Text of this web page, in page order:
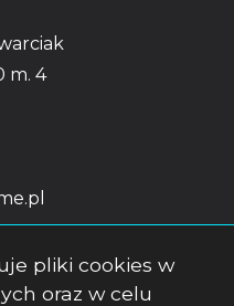
m. 4
pliki cookies w
oraz w celu